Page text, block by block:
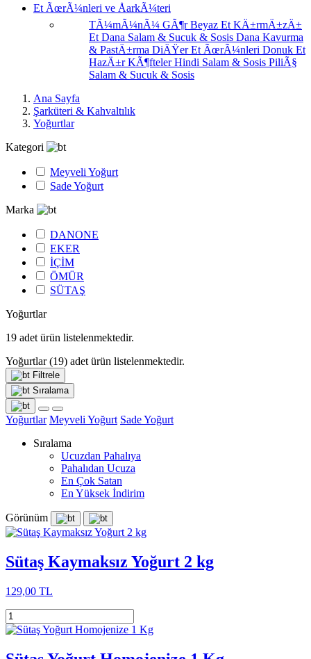
Et ÃœrÃ¼nleri ve ÅarkÃ¼teri
TÃ¼mÃ¼nÃ¼ GÃ¶rBeyaz Et KÄ±rmÄ±zÄ±
Et Dana Salam & Sucuk & Sosis Dana Kavurma
& PastÄ±rma DiÄŸer Et ÃœrÃ¼nleri Donuk Et
HazÄ±r KÃ¶ftelerHindi Salam & Sosis PiliÃ§
Salam & Sucuk & Sosis
Ana Sayfa
Şarküteri & Kahvaltılık
Yoğurtlar
Kategori
Meyveli Yoğurt
Sade Yoğurt
Marka
DANONE
EKER
İÇİM
ÖMÜR
SÜTAŞ
Yoğurtlar
19 adet ürün listelenmektedir.
Yoğurtlar (19) adet ürün listelenmektedir.
Filtrele
Sıralama
Yoğurtlar Meyveli Yoğurt Sade Yoğurt
Sıralama
Ucuzdan Pahalıya
Pahalıdan Ucuza
En Çok Satan
En Yüksek İndirim
Görünüm
Sütaş Kaymaksız Yoğurt 2 kg
129,00 TL